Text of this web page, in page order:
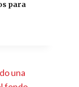
para